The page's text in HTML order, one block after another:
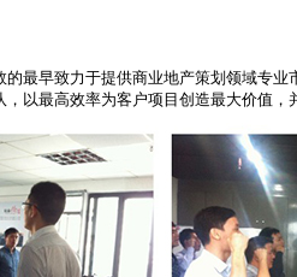
最早致力于提供商业地产策划领域专
以最高效率为客户项目创造最大价值，